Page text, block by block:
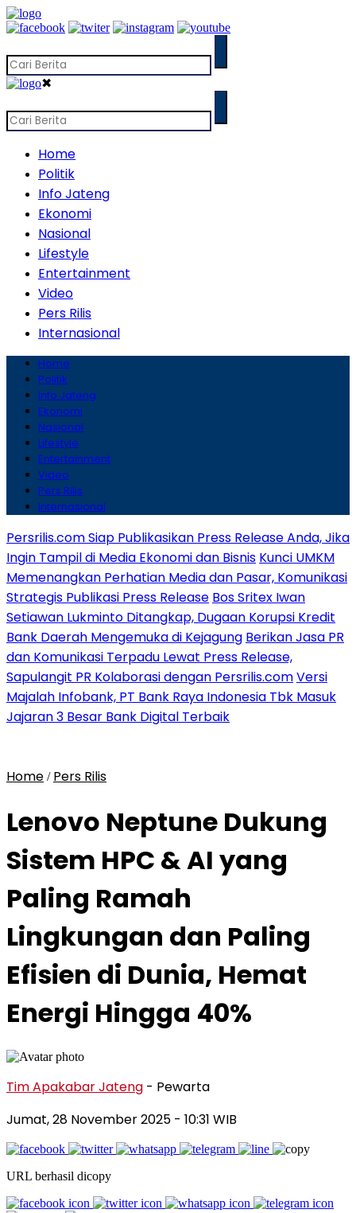
✖
Home
Politik
Info Jateng
Ekonomi
Nasional
Lifestyle
Entertainment
Video
Pers Rilis
Internasional
Home
Politik
Info Jateng
Ekonomi
Nasional
Lifestyle
Entertainment
Video
Pers Rilis
Internasional
Persrilis.com Siap Publikasikan Press Release Anda, Jika
Ingin Tampil di Media Ekonomi dan Bisnis Kunci UMKM
Memenangkan Perhatian Media dan Pasar, Komunikasi
Strategis Publikasi Press Release Bos Sritex Iwan
Setiawan Lukminto Ditangkap, Dugaan Korupsi Kredit
Bank Daerah Mengemuka di Kejagung Berikan Jasa PR
dan Komunikasi Terpadu Lewat Press Release,
Sapulangit PR Kolaborasi dengan Persrilis.comVersi
Majalah Infobank, PT Bank Raya Indonesia Tbk Masuk
Jajaran 3 Besar Bank Digital Terbaik
Home / Pers Rilis
Lenovo Neptune Dukung
Sistem HPC & AI yang
Paling Ramah
Lingkungan dan Paling
Efisien di Dunia, Hemat
Energi Hingga 40%
Tim Apakabar Jateng - Pewarta
Jumat, 28 November 2025 - 10:31 WIB
URL berhasil dicopy